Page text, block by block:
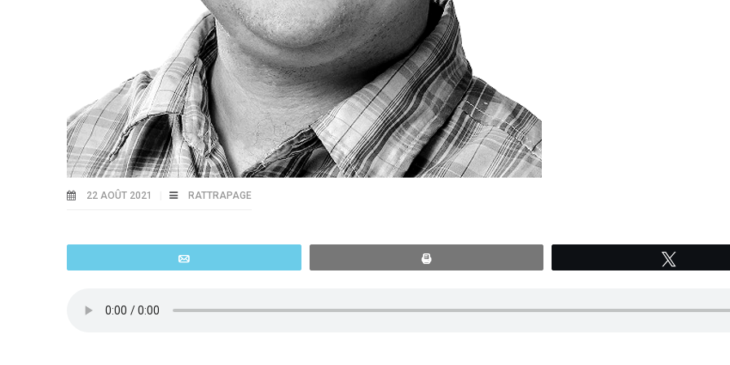
22 AOÛT 2021 RATTRAPAGE